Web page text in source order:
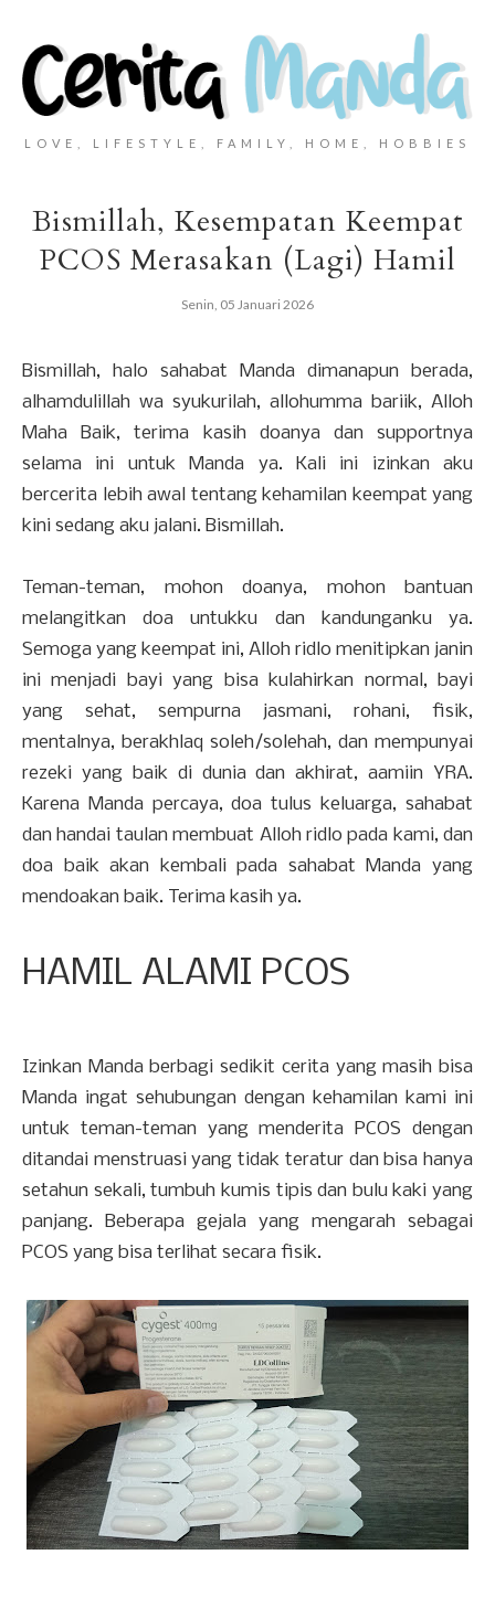
LOVE, LIFESTYLE, FAMILY, HOME, HOBBIES
Bismillah, Kesempatan Keempat
PCOS Merasakan (Lagi) Hamil
Senin, 05 Januari 2026
Bismillah, halo sahabat Manda dimanapun berada,
alhamdulillah wa syukurilah, allohumma bariik, Alloh
Maha Baik, terima kasih doanya dan supportnya
selama ini untuk Manda ya. Kali ini izinkan aku
bercerita lebih awal tentang kehamilan keempat yang
kini sedang aku jalani. Bismillah.
Teman-teman, mohon doanya, mohon bantuan
melangitkan doa untukku dan kandunganku ya.
Semoga yang keempat ini, Alloh ridlo menitipkan janin
ini menjadi bayi yang bisa kulahirkan normal, bayi
yang sehat, sempurna jasmani, rohani, fisik,
mentalnya, berakhlaq soleh/solehah, dan mempunyai
rezeki yang baik di dunia dan akhirat, aamiin YRA.
Karena Manda percaya, doa tulus keluarga, sahabat
dan handai taulan membuat Alloh ridlo pada kami, dan
doa baik akan kembali pada sahabat Manda yang
mendoakan baik. Terima kasih ya.
HAMIL ALAMI PCOS
Izinkan Manda berbagi sedikit cerita yang masih bisa
Manda ingat sehubungan dengan kehamilan kami ini
untuk teman-teman yang menderita PCOS dengan
ditandai menstruasi yang tidak teratur dan bisa hanya
setahun sekali, tumbuh kumis tipis dan bulu kaki yang
panjang. Beberapa gejala yang mengarah sebagai
PCOS yang bisa terlihat secara fisik.